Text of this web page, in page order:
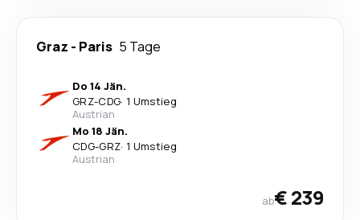
Graz - Paris 5 Tage
Do 14 Jän.
GRZ-CDG· 1 Umstieg
Austrian
Mo 18 Jän.
CDG-GRZ· 1 Umstieg
Austrian
ab€ 239